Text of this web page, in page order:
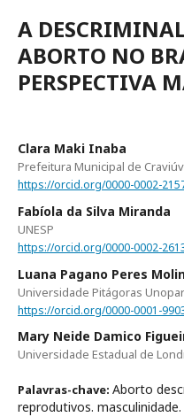
A
ABORTO NO
PERSPECTIVA
Clara Maki Inaba
Prefeitura Municipal de
https://orcid.org/0000-0002-
Fabíola da Silva Miranda
UNESP
https://orcid.org/0000-0002-
Luana Pagano Peres
Universidade Pitágoras Unopar
https://orcid.org/0000-0001-
Mary Neide Damico
Universidade Estadual de
Palavras-chave: Aborto
reprodutivos. masculinidade.